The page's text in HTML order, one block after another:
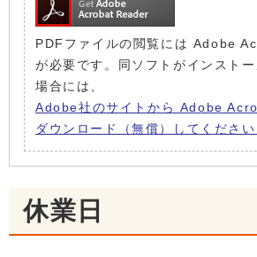
PDFファイルの閲覧には Adobe
が必要です。同ソフトがインスト
場合には、
Adobe社のサイトから Adobe
ダウンロード（無償）してください
休業日